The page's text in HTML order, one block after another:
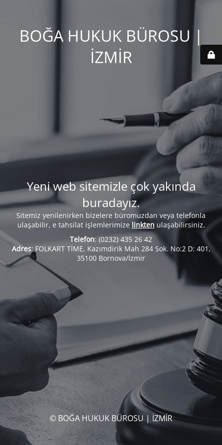
BOĞA HUKUK BÜROSU |
İZMİR
Yeni web sitemizle çok yakında
buradayız.
Sitemiz yenilenirken bizelere büromuzdan veya telefonla
ulaşabilir, e tahsilat işlemlerimize linkten ulaşabilirsiniz.
Telefon: (0232) 435 26 42
Adres: FOLKART TİME, Kazımdirik Mah 284 Sok. No:2 D: 401,
35100 Bornova/İzmir
© BOĞA HUKUK BÜROSU | İZMİR